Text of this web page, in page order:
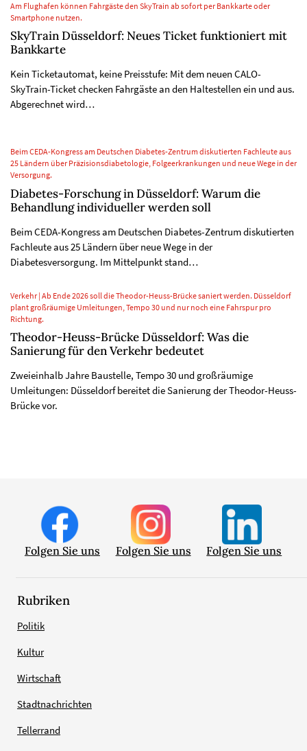
Am Flughafen können Fahrgäste den SkyTrain ab sofort per Bankkarte oder
Smartphone nutzen.
SkyTrain Düsseldorf: Neues Ticket funktioniert mit
Bankkarte
Kein Ticketautomat, keine Preisstufe: Mit dem neuen CALO-
SkyTrain-Ticket checken Fahrgäste an den Haltestellen ein und aus.
Abgerechnet wird…
Beim CEDA-Kongress am Deutschen Diabetes-Zentrum diskutierten Fachleute aus
25 Ländern über Präzisionsdiabetologie, Folgeerkrankungen und neue Wege in der
Versorgung.
Diabetes-Forschung in Düsseldorf: Warum die
Behandlung individueller werden soll
Beim CEDA-Kongress am Deutschen Diabetes-Zentrum diskutierten
Fachleute aus 25 Ländern über neue Wege in der
Diabetesversorgung. Im Mittelpunkt stand…
Verkehr | Ab Ende 2026 soll die Theodor-Heuss-Brücke saniert werden. Düsseldorf
plant großräumige Umleitungen, Tempo 30 und nur noch eine Fahrspur pro
Richtung.
Theodor-Heuss-Brücke Düsseldorf: Was die
Sanierung für den Verkehr bedeutet
Zweieinhalb Jahre Baustelle, Tempo 30 und großräumige
Umleitungen: Düsseldorf bereitet die Sanierung der Theodor-Heuss-
Brücke vor.
Folgen Sie uns Folgen Sie uns Folgen Sie uns
Rubriken
Politik
Kultur
Wirtschaft
Stadtnachrichten
Tellerrand